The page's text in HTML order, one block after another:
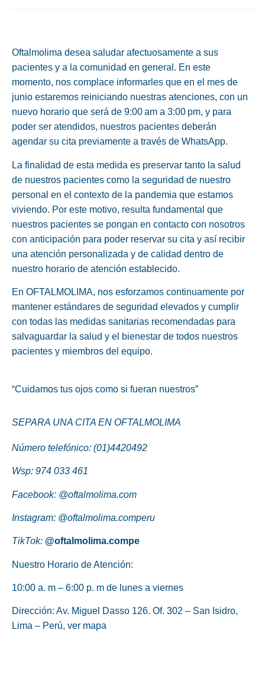
Oftalmolima desea saludar afectuosamente a sus
pacientes y a la comunidad en general. En este
momento, nos complace informarles que en el mes de
junio estaremos reiniciando nuestras atenciones, con un
nuevo horario que será de 9:00 am a 3:00 pm, y para
poder ser atendidos, nuestros pacientes deberán
agendar su cita previamente a través de WhatsApp.
La finalidad de esta medida es preservar tanto la salud
de nuestros pacientes como la seguridad de nuestro
personal en el contexto de la pandemia que estamos
viviendo. Por este motivo, resulta fundamental que
nuestros pacientes se pongan en contacto con nosotros
con anticipación para poder reservar su cita y así recibir
una atención personalizada y de calidad dentro de
nuestro horario de atención establecido.
En OFTALMOLIMA, nos esforzamos continuamente por
mantener estándares de seguridad elevados y cumplir
con todas las medidas sanitarias recomendadas para
salvaguardar la salud y el bienestar de todos nuestros
pacientes y miembros del equipo.
“Cuidamos tus ojos como si fueran nuestros”
SEPARA UNA CITA EN OFTALMOLIMA
Número telefónico: (01)4420492
Wsp: 974 033 461
Facebook: @oftalmolima.com
Instagram: @oftalmolima.comperu
TikTok: @oftalmolima.compe
Nuestro Horario de Atención:
10:00 a. m – 6:00 p. m de lunes a viernes
Dirección: Av. Miguel Dasso 126. Of. 302 – San Isidro,
Lima – Perú, ver mapa